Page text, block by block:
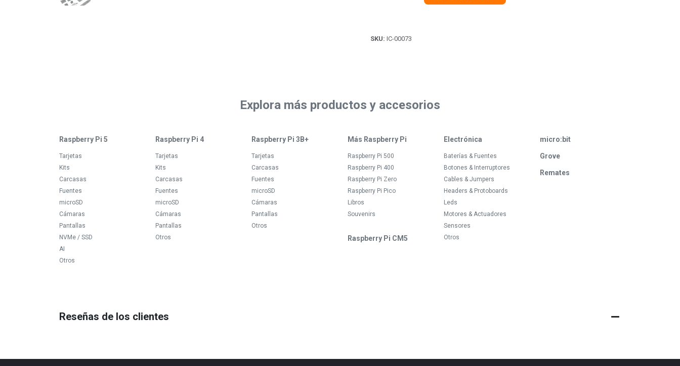
SKU: IC-00073
Explora más productos y accesorios
Raspberry Pi 5
Tarjetas
Kits
Carcasas
Fuentes
microSD
Cámaras
Pantallas
NVMe / SSD
AI
Otros
Raspberry Pi 4
Tarjetas
Kits
Carcasas
Fuentes
microSD
Cámaras
Pantallas
Otros
Raspberry Pi 3B+
Tarjetas
Carcasas
Fuentes
microSD
Cámaras
Pantallas
Otros
Más Raspberry Pi
Raspberry Pi 500
Raspberry Pi 400
Raspberry Pi Zero
Raspberry Pi Pico
Libros
Souvenirs
Raspberry Pi CM5
Electrónica
Baterías & Fuentes
Botones & Interruptores
Cables & Jumpers
Headers & Protoboards
Leds
Motores & Actuadores
Sensores
Otros
micro:bit
Grove
Remates
Reseñas de los clientes